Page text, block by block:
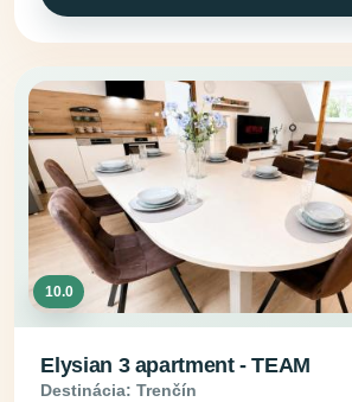
10.0
Elysian 3 apartment - TEAM
Destinácia: Trenčín